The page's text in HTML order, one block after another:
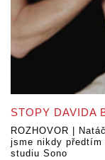
STOPY DAVIDA
ROZHOVOR |
jsme nikdy
studiu Sono